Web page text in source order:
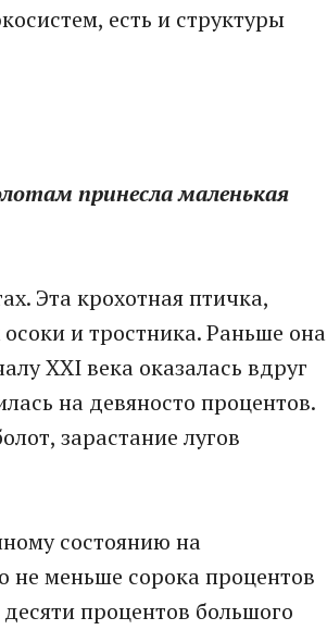
есть и структуры
принесла маленькая
Эта крохотная птичка,
и тростника. Раньше она
XXI века оказалась вдруг
на девяносто процентов.
зарастание лугов
состоянию на
не меньше сорока процентов
процентов большого